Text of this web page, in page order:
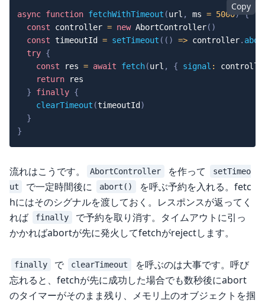
Copy
async function fetchWithTimeout (url , ms = 5000) {
const controller = new AbortController( )
const timeoutId = setTimeout ( ( ) => controller.
try {
const res = await fetch(url , { signal :
return res
}
finally {
clearTimeout (timeoutId )
}
}
流れはこうです。 AbortController を作って
setTimeo
ut
で一定時間後に abort()
を呼ぶ予約を入れる。fetc
hにはそのシグナルを渡しておく。レスポンスが返ってく
れば
finally
で予約を取り消す。タイムアウトに引っ
かかればabortが先に発火してfetchがrejectします。
finally で clearTimeout
を呼ぶのは大事です。呼び
忘れると、fetchが先に成功した場合でも数秒後にabort
のタイマーがそのまま残り、メモリ上のオブジェクトを掴